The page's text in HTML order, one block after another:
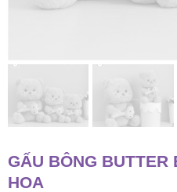
GẤU BÔNG BUTTER
HOA